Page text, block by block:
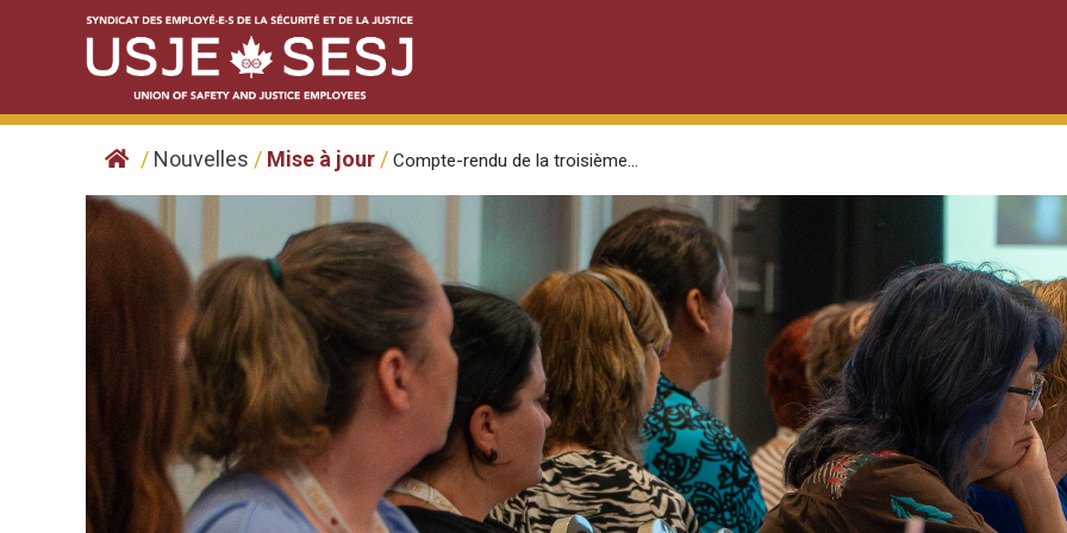
/ Nouvelles / Mise à jour / Compte-rendu de la troisième...